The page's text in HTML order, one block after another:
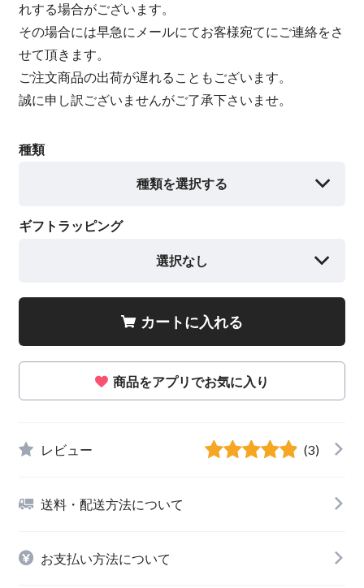
れする場合がございます。
その場合には早急にメールにてお客様宛てにご連絡をさ
せて頂きます。
ご注文商品の出荷が遅れることもございます。
誠に申し訳ございませんがご了承下さいませ。
種類
種類を選択する
ギフトラッピング
選択なし
カートに入れる
商品をアプリでお気に入り
レビュー (3)
送料・配送方法について
お支払い方法について